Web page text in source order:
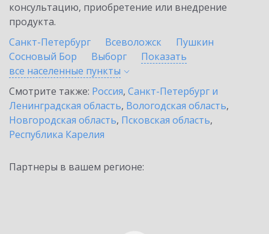
консультацию, приобретение или внедрение
продукта.
Санкт-Петербург
Всеволожск
Пушкин
Сосновый Бор
Выборг
Показать
все населенные пункты
Смотрите также: Россия, Санкт-Петербург и
Ленинградская область, Вологодская область,
Новгородская область, Псковская область,
Республика Карелия
Партнеры в вашем регионе: